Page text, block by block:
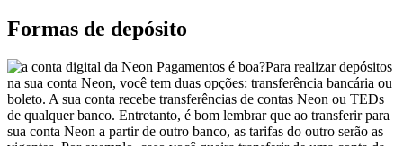
Formas de depósito
Para realizar depósitos
na sua conta Neon, você tem duas opções: transferência bancária ou
boleto. A sua conta recebe transferências de contas Neon ou TEDs
de qualquer banco. Entretanto, é bom lembrar que ao transferir para
sua conta Neon a partir de outro banco, as tarifas do outro serão as